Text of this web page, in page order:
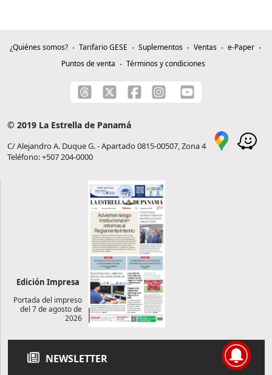
¿Quiénes somos? Tarifario GESE Suplementos Ventas
e-Paper
Puntos de venta
Términos y condiciones
© 2019 La Estrella de Panamá
C/ Alejandro A. Duque G. - Apartado 0815-00507, Zona 4
Teléfono: +507 204-0000
Edición Impresa
Portada del impreso
del 7 de agosto de
2026
NEWSLETTER